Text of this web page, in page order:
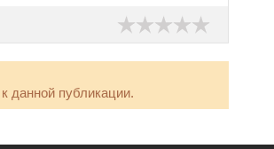
данной публикации.